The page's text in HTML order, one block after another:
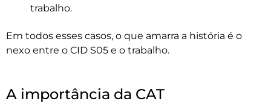
trabalho.
Em todos esses casos, o que amarra a história é o
nexo entre o CID S05 e o trabalho.
A importância da CAT